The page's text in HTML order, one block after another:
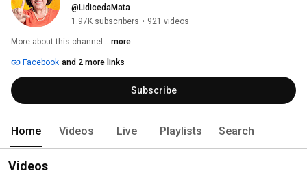
@LidicedaMata
1.97K subscribers • 921 videos
More about this channel ...more
Facebook and 2 more links
Subscribe
Home Videos Live Playlists Search
Videos